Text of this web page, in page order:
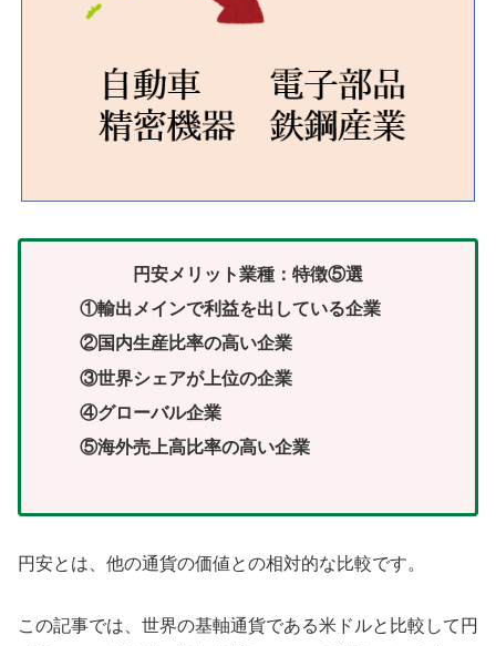
円安メリット業種：特徴⑤選
①輸出メインで利益を出している企業
②国内生産比率の高い企業
③世界シェアが上位の企業
④グローバル企業
⑤海外売上高比率の高い企業
円安とは、他の通貨の価値との相対的な比較です。
この記事では、世界の基軸通貨である米ドルと比較して円